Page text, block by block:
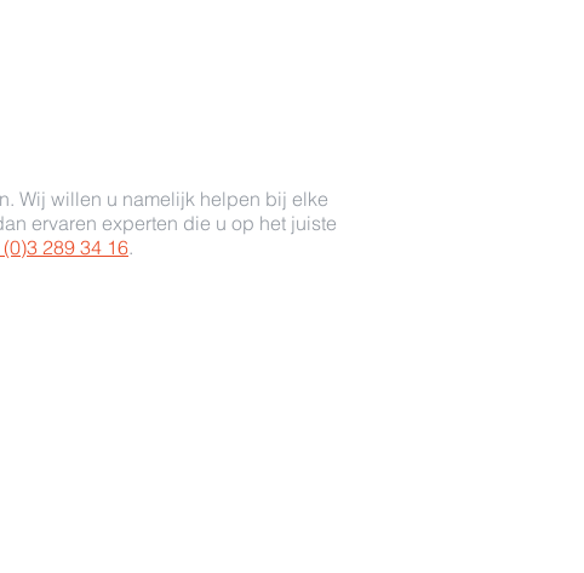
Wij willen u namelijk helpen bij elke
ervaren experten die u op het juiste
289 34 16.